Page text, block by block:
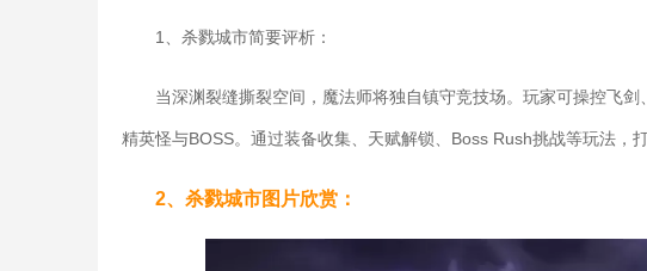
1、杀戮城市简要评析：
当深渊裂缝撕裂空间，魔法师将独自镇守竞技场。玩家可操控飞
精英怪与BOSS。通过装备收集、天赋解锁、Boss Rush挑战等玩法，
2、杀戮城市图片欣赏：